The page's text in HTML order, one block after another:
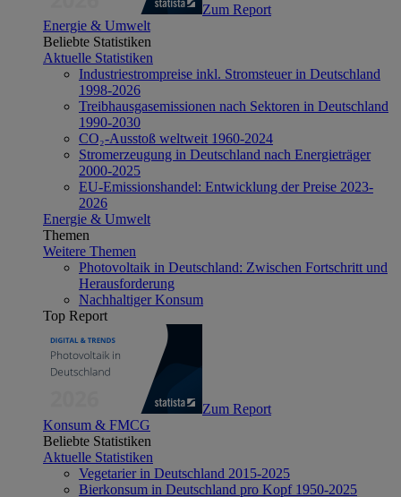
Zum Report
Energie & Umwelt
Beliebte Statistiken
Aktuelle Statistiken
Industriestrompreise inkl. Stromsteuer in Deutschland
1998-2026
Treibhausgasemissionen nach Sektoren in Deutschland
1990-2030
CO₂-Ausstoß weltweit 1960-2024
Stromerzeugung in Deutschland nach Energieträger
2000-2025
EU-Emissionshandel: Entwicklung der Preise 2023-
2026
Energie & Umwelt
Themen
Weitere Themen
Photovoltaik in Deutschland: Zwischen Fortschritt und
Herausforderung
Nachhaltiger Konsum
Top Report
Zum Report
Konsum & FMCG
Beliebte Statistiken
Aktuelle Statistiken
Vegetarier in Deutschland 2015-2025
Bierkonsum in Deutschland pro Kopf 1950-2025